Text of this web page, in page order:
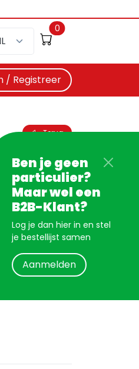
0
/ Registreer
Ben je geen
particulier?
Maar wel een
B2B-Klant?
Log je dan hier in en stel
je bestellijst samen
Aanmelden
Terug
u een